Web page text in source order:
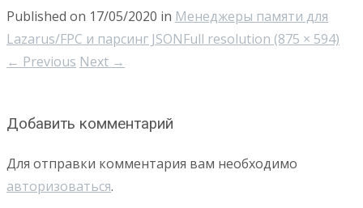
Published on 17/05/2020 in Менеджеры памяти для
Lazarus/FPC и парсинг JSONFull resolution (875 × 594)
← Previous Next →
Добавить комментарий
Для отправки комментария вам необходимо
авторизоваться.